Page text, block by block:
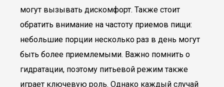
могут вызывать дискомфорт. Также стоит
обратить внимание на частоту приемов пищи:
небольшие порции несколько раз в день могут
быть более приемлемыми. Важно помнить о
гидратации, поэтому питьевой режим также
играет ключевую роль. Однако каждый случай